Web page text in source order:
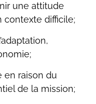
une attitude
contexte difficile;
en raison du
de la mission;